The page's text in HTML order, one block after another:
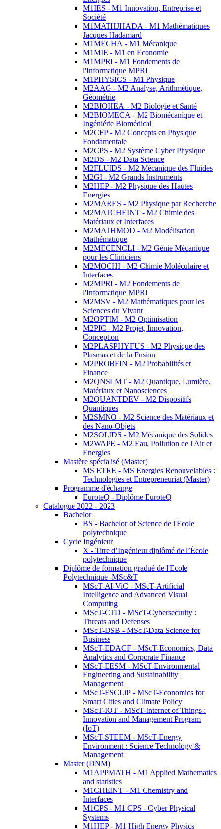
M1IES - M1 Innovation, Entreprise et
Société
M1MATHJHADA - M1 Mathématiques
Jacques Hadamard
M1MECHA - M1 Mécanique
M1MIE - M1 en Economie
M1MPRI - M1 Fondements de
l'Informatique MPRI
M1PHYSICS - M1 Physique
M2AAG - M2 Analyse, Arithmétique,
Géométrie
M2BIOHEA - M2 Biologie et Santé
M2BIOMECA - M2 Biomécanique et
Ingéniérie Biomédical
M2CFP - M2 Concepts en Physique
Fondamentale
M2CPS - M2 Système Cyber Physique
M2DS - M2 Data Science
M2FLUIDS - M2 Mécanique des Fluides
M2GI - M2 Grands Instruments
M2HEP - M2 Physique des Hautes
Energies
M2MARES - M2 Physique par Recherche
M2MATCHEINT - M2 Chimie des
Matériaux et Interfaces
M2MATHMOD - M2 Modélisation
Mathématique
M2MECENCLI - M2 Génie Mécanique
pour les Cliniciens
M2MOCHI - M2 Chimie Moléculaire et
Interfaces
M2MPRI - M2 Fondements de
l'Informatique MPRI
M2MSV - M2 Mathématiques pour les
Sciences du Vivant
M2OPTIM - M2 Optimisation
M2PIC - M2 Projet, Innovation,
Conception
M2PLASPHYFUS - M2 Physique des
Plasmas et de la Fusion
M2PROBFIN - M2 Probabilités et
Finance
M2QNSLMT - M2 Quantique, Lumière,
Matériaux et Nanosciences
M2QUANTDEV - M2 Dispositifs
Quantiques
M2SMNO - M2 Science des Matériaux et
des Nano-Objets
M2SOLIDS - M2 Mécanique des Solides
M2WAPE - M2 Eau, Pollution de l'Air et
Energies
Mastère spécialisé (Master)
MS ETRE - MS Energies Renouvelables :
Technologies et Entrepreneuriat (Master)
Programme d'échange
EuroteQ - Diplôme EuroteQ
Catalogue 2022 - 2023
Bachelor
BS - Bachelor of Science de l'Ecole
polytechnique
Cycle Ingénieur
X - Titre d’Ingénieur diplômé de l’École
polytechnique
Diplôme de formation gradué de l'Ecole
Polytechnique -MSc&T
MScT-AI-ViC - MScT-Artificial
Intelligence and Advanced Visual
Computing
MScT-CTD - MScT-Cybersecurity :
Threats and Defenses
MScT-DSB - MScT-Data Science for
Business
MScT-EDACF - MScT-Economics, Data
Analytics and Corporate Finance
MScT-EESM - MScT-Environmental
Engineering and Sustainability
Management
MScT-ESCLiP - MScT-Economics for
Smart Cities and Climate Policy
MScT-IOT - MScT-Internet of Things :
Innovation and Management Program
(IoT)
MScT-STEEM - MScT-Energy
Environment : Science Technology &
Management
Master (DNM)
M1APPMATH - M1 Applied Mathematics
and statistics
M1CHEINT - M1 Chemistry and
Interfaces
M1CPS - M1 CPS - Cyber Physical
Systems
M1HEP - M1 High Energy Physics